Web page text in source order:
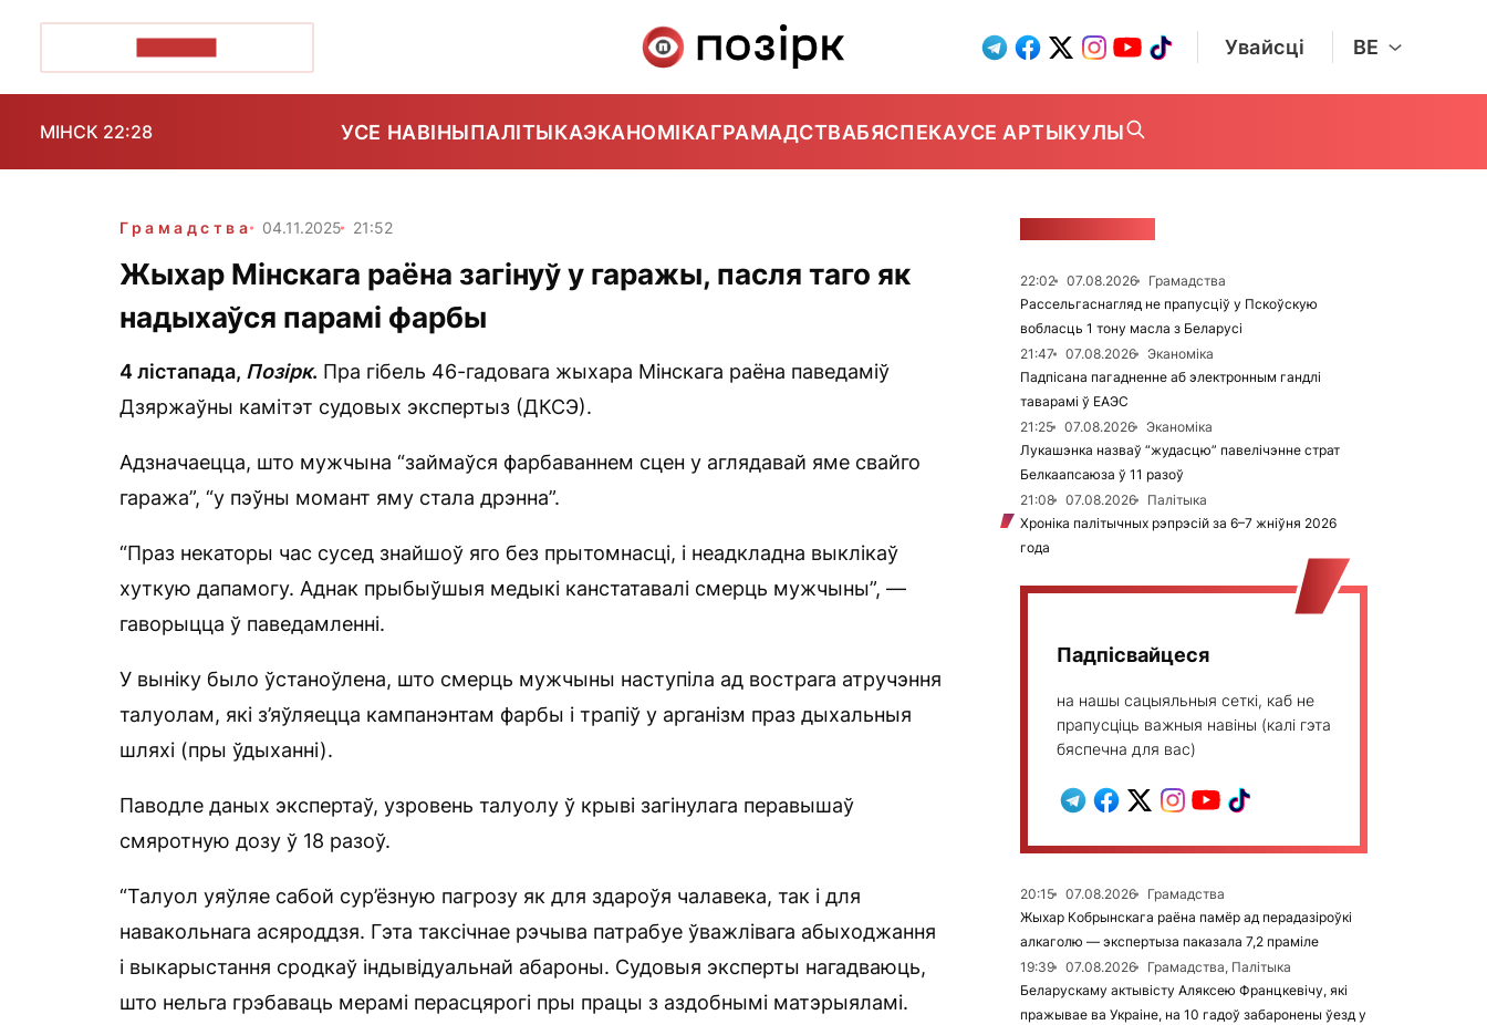
Увайсці BE
МІНСК 22:28 УСЕ НАВІНЫПАЛІТЫКАЭКАНОМІКАГРАМАДСТВАБЯСПЕКАУСЕ АРТЫКУЛЫ
Грамадства 04.11.2025 21:52
Жыхар Мінскага раёна загінуў у гаражы, пасля таго як
надыхаўся парамі фарбы
4 лістапада, Позірк. Пра гібель 46-гадовага жыхара Мінскага раёна паведаміў
Дзяржаўны камітэт судовых экспертыз (ДКСЭ).
Адзначаецца, што мужчына “займаўся фарбаваннем сцен у аглядавай яме свайго
гаража”, “у пэўны момант яму стала дрэнна”.
“Праз некаторы час сусед знайшоў яго без прытомнасці, і неадкладна выклікаў
хуткую дапамогу. Аднак прыбыўшыя медыкі канстатавалі смерць мужчыны”, —
гаворыцца ў паведамленні.
У выніку было ўстаноўлена, што смерць мужчыны наступіла ад вострага атручэння
талуолам, які з’яўляецца кампанэнтам фарбы і трапіў у арганізм праз дыхальныя
шляхі (пры ўдыханні).
Паводле даных экспертаў, узровень талуолу ў крыві загінулага перавышаў
смяротную дозу ў 18 разоў.
“Талуол уяўляе сабой сур’ёзную пагрозу як для здароўя чалавека, так і для
навакольнага асяроддзя. Гэта таксічнае рэчыва патрабуе ўважлівага абыходжання
і выкарыстання сродкаў індывідуальнай абароны. Судовыя эксперты нагадваюць,
што нельга грэбаваць мерамі перасцярогі пры працы з аздобнымі матэрыяламі.
22:02 07.08.2026
Грамадства
Рассельгаснагляд не прапусціў у Пскоўскую
вобласць 1 тону масла з Беларусі
21:47
07.08.2026
Эканоміка
Падпісана пагадненне аб электронным гандлі
таварамі ў ЕАЭС
21:25
07.08.2026
Эканоміка
Лукашэнка назваў “жудасцю” павелічэнне страт
Белкаапсаюза ў 11 разоў
21:08
07.08.2026
Палітыка
Хроніка палітычных рэпрэсій за 6–7 жніўня 2026
года
Падпісвайцеся
на нашы сацыяльныя сеткі, каб не
прапусціць важныя навіны (калі гэта
бяспечна для вас)
20:15 07.08.2026
Грамадства
Жыхар Кобрынскага раёна памёр ад перадазіроўкі
алкаголю — экспертыза паказала 7,2 праміле
19:39
07.08.2026
Грамадства, Палітыка
Беларускаму актывісту Аляксею Францкевічу, які
пражывае ва Украіне, на 10 гадоў забаронены ўезд у